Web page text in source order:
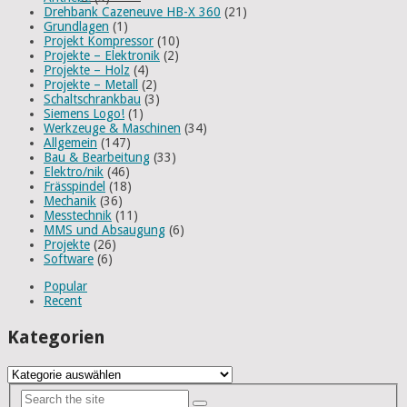
Drehbank Cazeneuve HB-X 360 (21)
Grundlagen (1)
Projekt Kompressor (10)
Projekte – Elektronik (2)
Projekte – Holz (4)
Projekte – Metall
(2)
Schaltschrankbau (3)
Siemens Logo! (1)
Werkzeuge & Maschinen (34)
Allgemein (147)
Bau & Bearbeitung (33)
Elektro/nik (46)
Frässpindel (18)
Mechanik (36)
Messtechnik (11)
MMS und Absaugung (6)
Projekte (26)
Software (6)
Popular
Recent
Kategorien
Kategorien